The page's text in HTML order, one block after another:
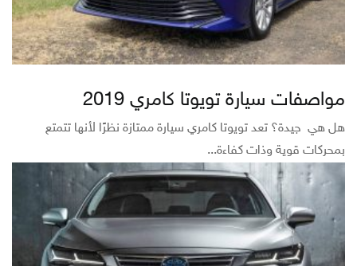
مواصفات سيارة تويوتا كامري 2019
هل هي جيدة؟ تعد تويوتا كامري سيارة ممتازة نظرًا لأنها تتمتع
بمحركات قوية وذات كفاءة...